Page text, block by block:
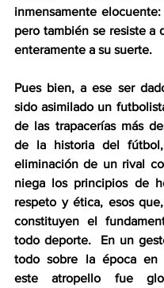
inmensamente
pero también se resiste a
enteramente a su suerte.
Pues bien, a ese ser
sido asimilado un
de las trapacerías más
de la historia del
eliminación de un rival
niega los principios de
respeto y ética, esos
constituyen el
todo deporte.  En un
todo sobre la época en
este atropello fue